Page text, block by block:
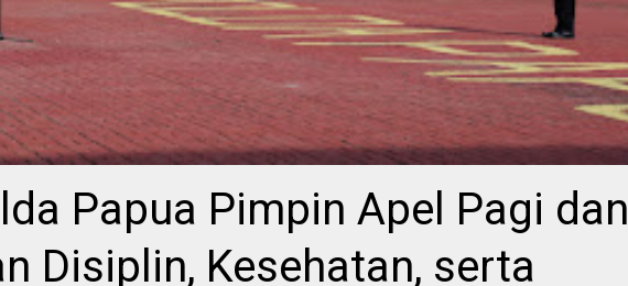
Papua Pimpin Apel Pagi dan
Disiplin, Kesehatan, serta